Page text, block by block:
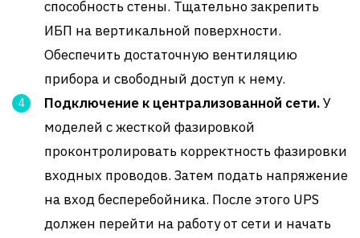
способность стены. Тщательно закрепить
ИБП на вертикальной поверхности.
Обеспечить достаточную вентиляцию
прибора и свободный доступ к нему.
Подключение к централизованной сети.У
моделей с жесткой фазировкой
проконтролировать корректность фазировки
входных проводов. Затем подать напряжение
на вход бесперебойника. После этого UPS
должен перейти на работу от сети и начать